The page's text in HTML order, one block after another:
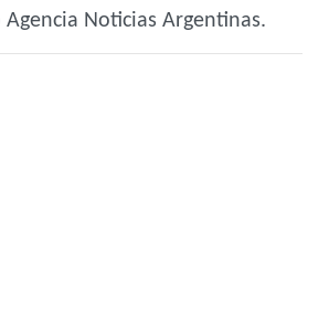
Noticias Argentinas.